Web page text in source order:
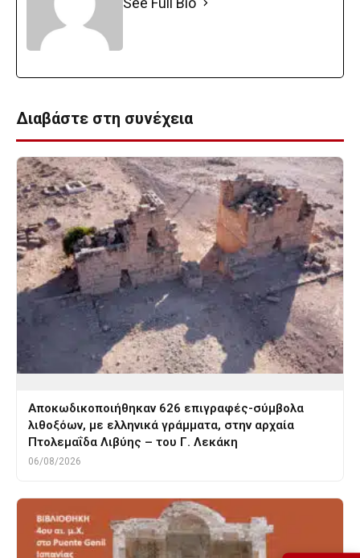
Διαβάστε στη συνέχεια
Αποκωδικοποιήθηκαν 626 επιγραφές-σύμβολα
λιθοξόων, με ελληνικά γράμματα, στην αρχαία
Πτολεμαΐδα Λιβύης – του Γ. Λεκάκη
06/08/2026